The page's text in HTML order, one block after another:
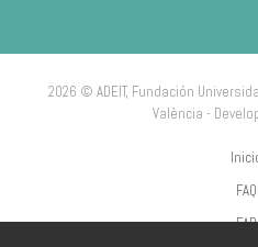
2026 © ADEIT, Fundación
València -
FAQ
FAP